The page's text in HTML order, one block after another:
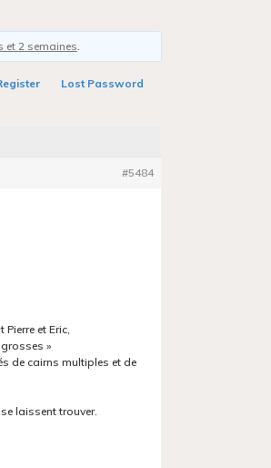
et 2 semaines
Lost Password
#5484
et Eric,
»
de cairns multiples et de
laissent trouver.